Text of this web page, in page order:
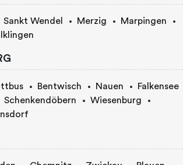
Sankt Wendel Merzig
Marpingen
Bentwisch Nauen
Falkensee
Schenkendöbern
Wiesenburg